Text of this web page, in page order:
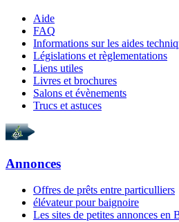
Aide
FAQ
Informations sur les aides
Législations et règlementations
Liens utiles
Livres et brochures
Salons et évènements
Trucs et astuces
Annonces
Offres de prêts entre particulliers
élévateur pour baignoire
Les sites de petites annonces en